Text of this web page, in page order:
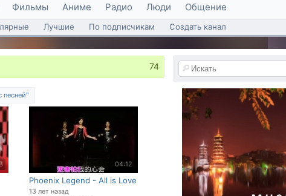
Фильмы Аниме Радио Люди Общение
Лучшие По подписчикам Создать канал
74
песней"
04:12
Phoenix Legend - All is Love
13 лет назад